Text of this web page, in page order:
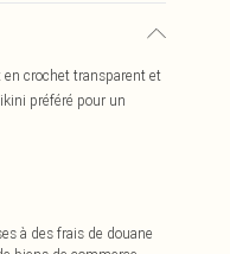
en crochet transparent et
préféré pour un
à des frais de douane